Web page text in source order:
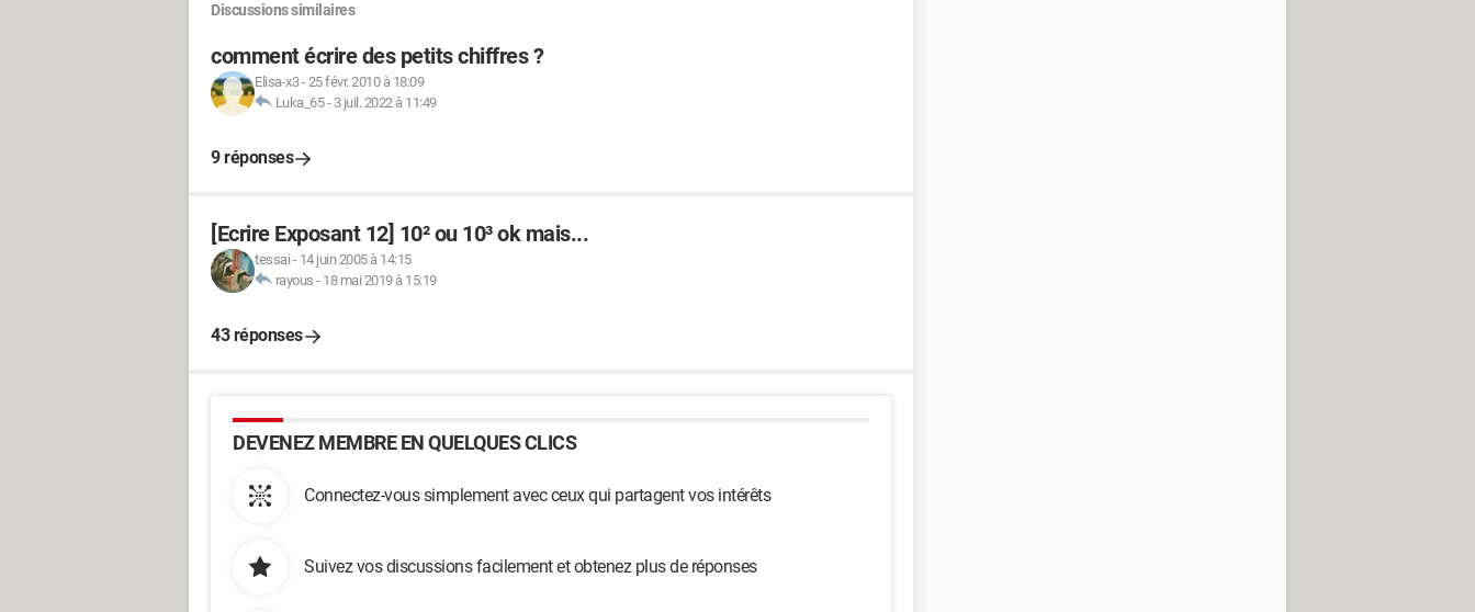
Discussions similaires
comment écrire des petits chiffres ?
Elisa-x3-25 févr. 2010 à 18:09
Luka_65- 3 juil. 2022 à 11:49
9 réponses
[Ecrire Exposant 12] 10² ou 10³ ok mais...
tessai - 14 juin 2005 à 14:15
rayous - 18 mai 2019 à 15:19
43 réponses
DEVENEZ MEMBRE EN QUELQUES CLICS
Connectez-vous simplement avec ceux qui partagent vos intérêts
Suivez vos discussions facilement et obtenez plus de réponses